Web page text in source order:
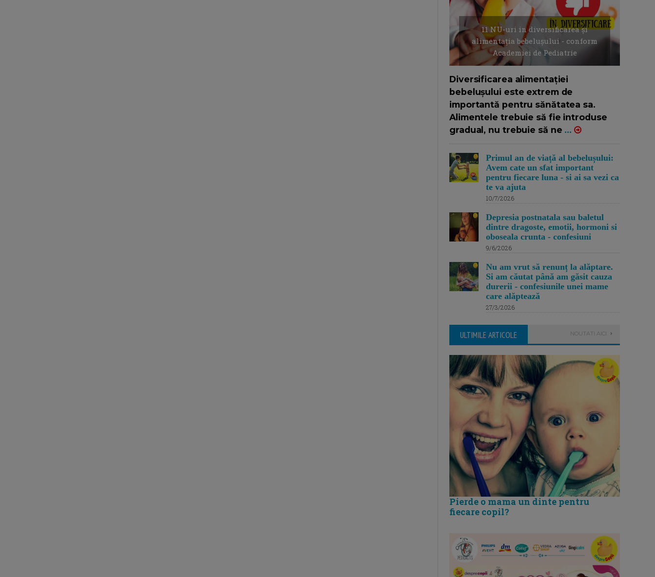
11 NU-uri in diversificarea și
alimentația bebelușului - conform
Academiei de Pediatrie
Diversificarea alimentației
bebelușului este extrem de
importantă pentru sănătatea sa.
Alimentele trebuie să fie introduse
gradual, nu trebuie să ne ...
Primul an de viață al bebelușului:
Avem cate un sfat important
pentru fiecare luna - si ai sa vezi ca
te va ajuta
10/7/2026
Depresia postnatala sau baletul
dintre dragoste, emotii, hormoni si
oboseala crunta - confesiuni
9/6/2026
Nu am vrut să renunț la alăptare.
Si am căutat până am găsit cauza
durerii - confesiunile unei mame
care alăptează
27/3/2026
ULTIMILE ARTICOLE NOUTATI AICI
Pierde o mama un dinte pentru
fiecare copil?